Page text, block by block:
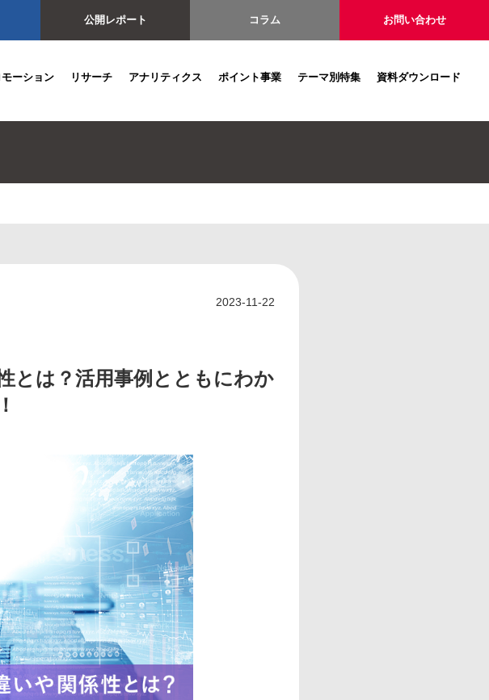
公開レポート コラム お問い合わせ
モーション リサーチ アナリティクス ポイント事業 テーマ別特集 資料ダウンロード
2023-11-22
とは？活用事例とともにわか